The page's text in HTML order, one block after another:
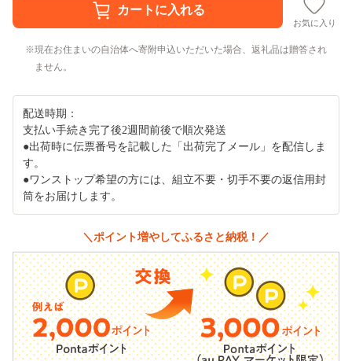
お気に入り
現在お住まいの自治体へ寄附申込いただいた場合、返礼品は贈答され
ません。
配送時期：
支払い手続き完了後2週間前後で順次発送
●出荷時に伝票番号を記載した「出荷完了メール」を配信しま
す。
●ワンストップ希望の方には、組立不要・切手不要の返信用封
筒をお届けします。
＼ポイント増やしてふるさと納税！／